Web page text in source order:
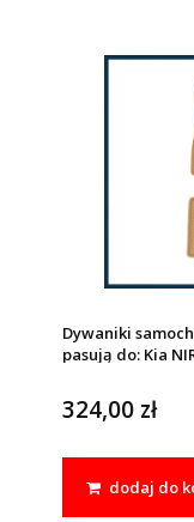
Dywaniki
pasują do: Kia
324,00 zł
dodaj do